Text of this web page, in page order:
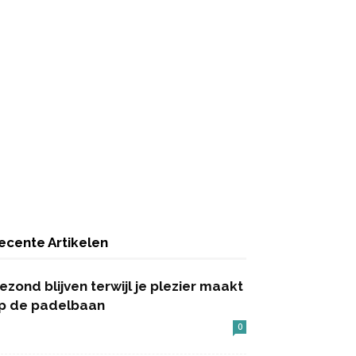
Artikelen
blijven terwijl je plezier maakt
de padelbaan
0